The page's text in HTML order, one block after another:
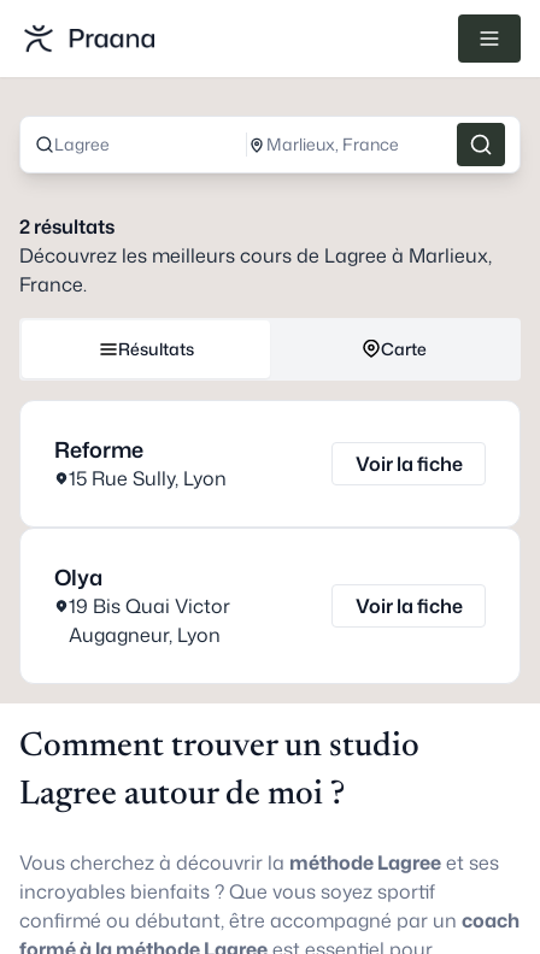
Lagree Marlieux, France
2résultats
Découvrez les meilleurs cours de Lagree à Marlieux,
France.
Résultats Carte
Reforme
15 Rue Sully, Lyon
Voir la fiche
Olya
19 Bis Quai Victor
Augagneur, Lyon
Voir la fiche
Comment trouver un studio
Lagree autour de moi ?
Vous cherchez à découvrir la méthode Lagreeet ses
incroyables bienfaits ? Que vous soyez sportif
confirmé ou débutant, être accompagné par un coach